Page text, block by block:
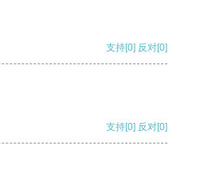
支持[0] 反对[0]
支持[0] 反对[0]